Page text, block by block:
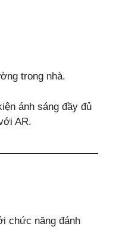
trong nhà.
ánh sáng đầy đủ
AR.
chức năng đánh